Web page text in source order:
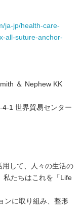
ja-jp/health-care-
all-suture-anchor-
＆ Nephew KK
1 世界貿易センター
して、人々の生活の
私たちはこれを「Life
ンに取り組み、整形